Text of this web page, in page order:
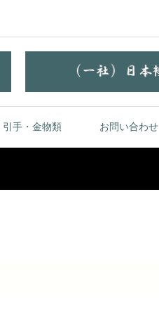
引手・金物類 お問い合わせ